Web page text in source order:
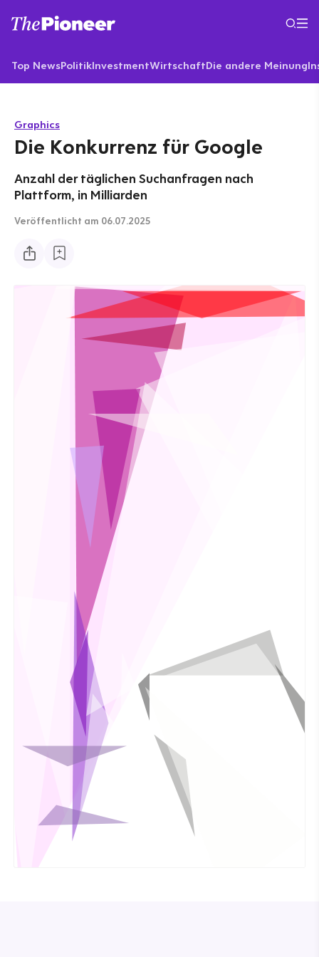
Top NewsPolitikInvestmentWirtschaftDie andere Meinung
Graphics
Die Konkurrenz für Google
Anzahl der täglichen Suchanfragen nach
Plattform, in Milliarden
Veröffentlicht am 06.07.2025